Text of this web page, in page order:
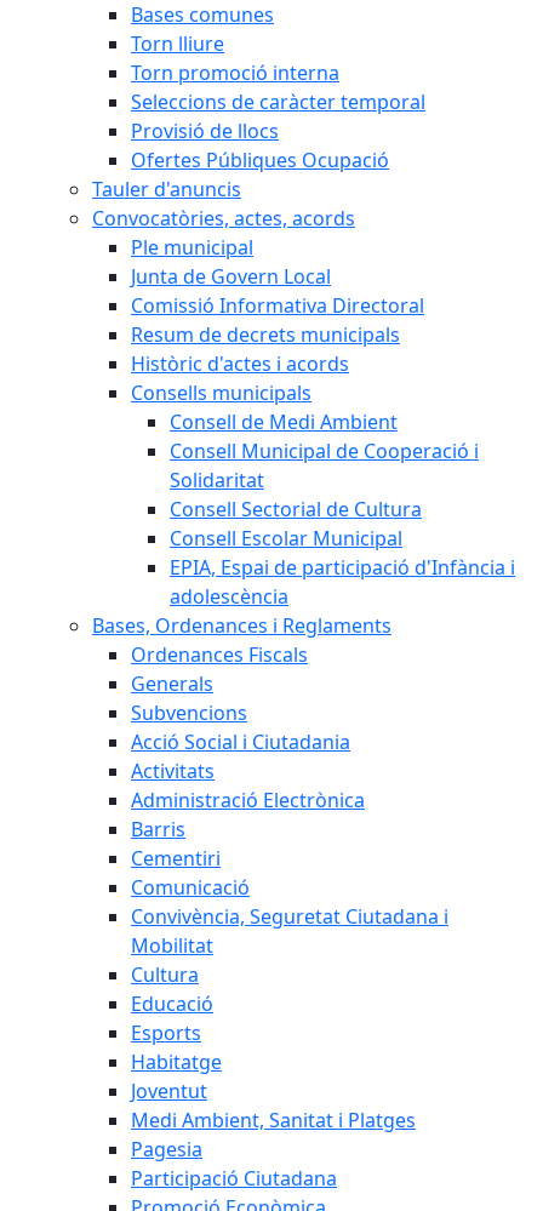
Bases comunes
Torn lliure
Torn promoció interna
Seleccions de caràcter temporal
Provisió de llocs
Ofertes Públiques Ocupació
Tauler d'anuncis
Convocatòries, actes, acords
Ple municipal
Junta de Govern Local
Comissió Informativa Directoral
Resum de decrets municipals
Històric d'actes i acords
Consells municipals
Consell de Medi Ambient
Consell Municipal de Cooperació i
Solidaritat
Consell Sectorial de Cultura
Consell Escolar Municipal
EPIA, Espai de participació d'Infància i
adolescència
Bases, Ordenances i Reglaments
Ordenances Fiscals
Generals
Subvencions
Acció Social i Ciutadania
Activitats
Administració Electrònica
Barris
Cementiri
Comunicació
Convivència, Seguretat Ciutadana i
Mobilitat
Cultura
Educació
Esports
Habitatge
Joventut
Medi Ambient, Sanitat i Platges
Pagesia
Participació Ciutadana